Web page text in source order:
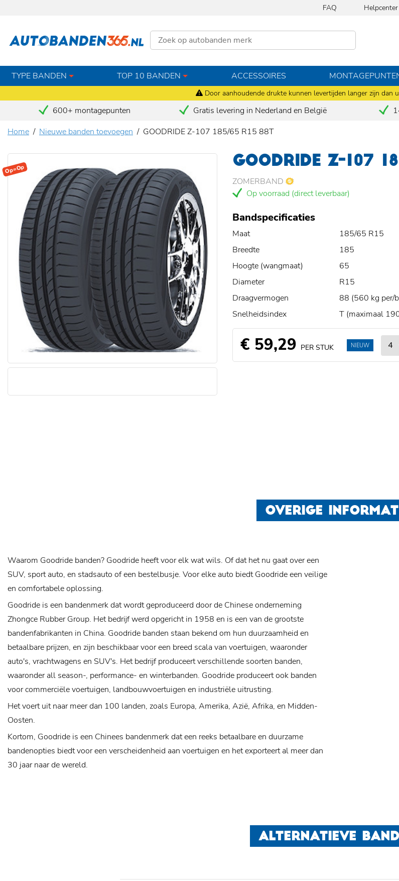
Door aanhoudende drukte kunnen levertijden langer zijn dan
FAQ Helpcenter
TYPE BANDEN TOP 10 BANDEN ACCESSOIRES
600+ montagepunten Gratis levering in Nederland en België
Home
Nieuwe banden toevoegen GOODRIDE Z-107 185/65 R15 88T
Op=Op GOODRIDE Z-107
ZOMERBAND
Op voorraad (direct leverbaar)
Bandspecificaties
Maat
185/65 R15
Breedte
185
Hoogte (wangmaat)
65
Diameter
R15
Draagvermogen
88 (560 kg per/
Snelheidsindex
T (maximaal
€ 59,29 PER STUK NIEUW
OVERIGE
Waarom Goodride banden? Goodride heeft voor elk wat wils. Of dat het nu gaat over een
SUV, sport auto, en stadsauto of een bestelbusje. Voor elke auto biedt Goodride een veilige
en comfortabele oplossing.
Goodride is een bandenmerk dat wordt geproduceerd door de Chinese onderneming
Zhongce Rubber Group. Het bedrijf werd opgericht in 1958 en is een van de grootste
bandenfabrikanten in China. Goodride banden staan bekend om hun duurzaamheid en
betaalbare prijzen, en zijn beschikbaar voor een breed scala van voertuigen, waaronder
auto's, vrachtwagens en SUV's. Het bedrijf produceert verschillende soorten banden,
waaronder all season-, performance- en winterbanden. Goodride produceert ook banden
voor commerciële voertuigen, landbouwvoertuigen en industriële uitrusting.
Het voert uit naar meer dan 100 landen, zoals Europa, Amerika, Azië, Afrika, en Midden-
Oosten.
Kortom, Goodride is een Chinees bandenmerk dat een reeks betaalbare en duurzame
bandenopties biedt voor een verscheidenheid aan voertuigen en het exporteert al meer dan
30 jaar naar de wereld.
ALTERNATIEVE